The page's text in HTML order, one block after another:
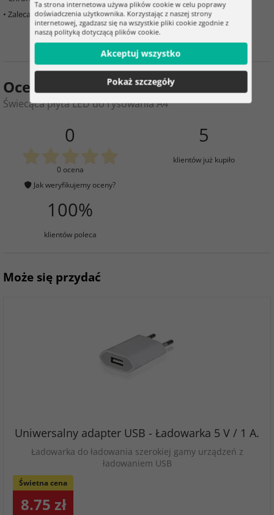
• Zalecany wiek: 6+
Ocena produktu
Świecąca płyta LED do rysowania A4
0
0 ocena
Jak weryfikujemy oceny?
5
klientów już kupiło
100%
klientów poleca
Może się przydać
Uniwersalny adapter USB - Ładowarka 5 V / 1 A.
Ładowarka do ładowania szerokiej gamy urządzeń z
ładowaniem USB
Świetna cena
8.75 zł
Ta strona internetowa używa plików cookie w celu poprawy
doświadczenia użytkownika. Korzystając z naszej strony
internetowej, zgadzasz się na wszystkie pliki cookie zgodnie z
naszą polityką dotyczącą plików cookie.
Akceptuj wszystko
Pokaż szczegóły